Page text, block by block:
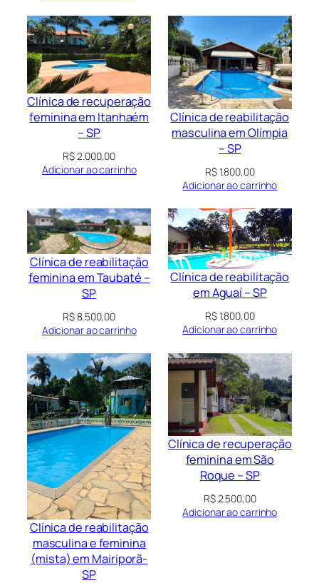
Clínica de recuperação
feminina em Itanhaém
– SP
R$2.000,00
Adicionar ao carrinho
Clínica de reabilitação
masculina em Olímpia
– SP
R$1.800,00
Adicionar ao carrinho
Clínica de reabilitação
feminina em Taubaté –
SP
R$8.500,00
Adicionar ao carrinho
Clínica de reabilitação
em Aguaí – SP
R$1.800,00
Adicionar ao carrinho
Clínica de reabilitação
masculina e feminina
(mista) em Mairiporã-
SP
Clínica de recuperação
feminina em São
Roque – SP
R$2.500,00
Adicionar ao carrinho